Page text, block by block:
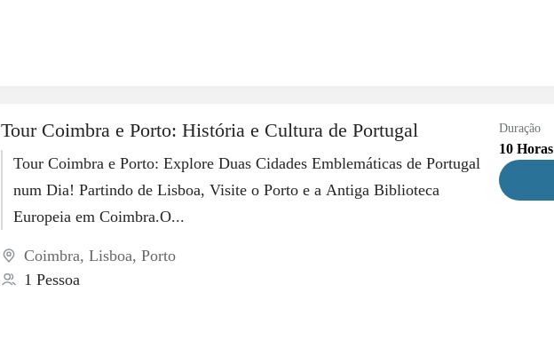
Tour Coimbra e Porto: História e Cultura de Portugal
Tour Coimbra e Porto: Explore Duas Cidades Emblemáticas de Portugal
num Dia! Partindo de Lisboa, Visite o Porto e a Antiga Biblioteca
Europeia em Coimbra.O...
Coimbra,Lisboa,Porto
1 Pessoa
Duração
10 Horas